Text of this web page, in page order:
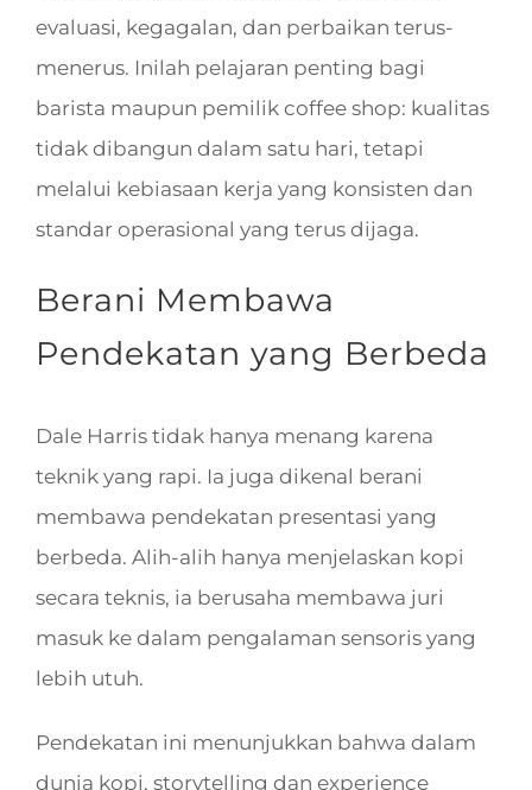
evaluasi, kegagalan, dan perbaikan terus-
menerus. Inilah pelajaran penting bagi
barista maupun pemilik coffee shop: kualitas
tidak dibangun dalam satu hari, tetapi
melalui kebiasaan kerja yang konsisten dan
standar operasional yang terus dijaga.
Berani Membawa
Pendekatan yang Berbeda
Dale Harris tidak hanya menang karena
teknik yang rapi. Ia juga dikenal berani
membawa pendekatan presentasi yang
berbeda. Alih-alih hanya menjelaskan kopi
secara teknis, ia berusaha membawa juri
masuk ke dalam pengalaman sensoris yang
lebih utuh.
Pendekatan ini menunjukkan bahwa dalam
dunia kopi, storytelling dan experience